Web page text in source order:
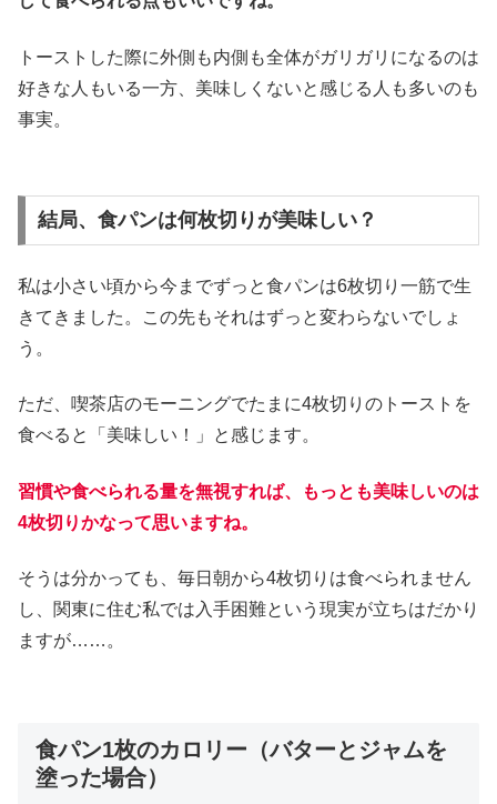
トーストした際に外側も内側も全体がガリガリになるのは
好きな人もいる一方、美味しくないと感じる人も多いのも
事実。
結局、食パンは何枚切りが美味しい？
私は小さい頃から今までずっと食パンは6枚切り一筋で生
きてきました。この先もそれはずっと変わらないでしょ
う。
ただ、喫茶店のモーニングでたまに4枚切りのトーストを
食べると「美味しい！」と感じます。
習慣や食べられる量を無視すれば、もっとも美味しいのは
4枚切りかなって思いますね。
そうは分かっても、毎日朝から4枚切りは食べられません
し、関東に住む私では入手困難という現実が立ちはだかり
ますが……。
食パン1枚のカロリー（バターとジャムを
塗った場合）